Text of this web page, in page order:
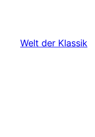
springen
Welt der Klassik